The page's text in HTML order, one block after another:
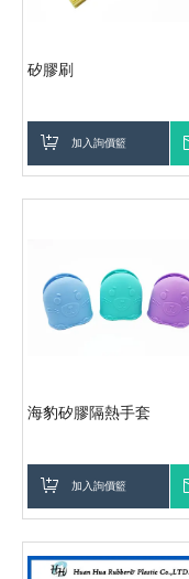
矽膠刷
加入詢價籃
海豹矽膠隔熱手套
加入詢價籃